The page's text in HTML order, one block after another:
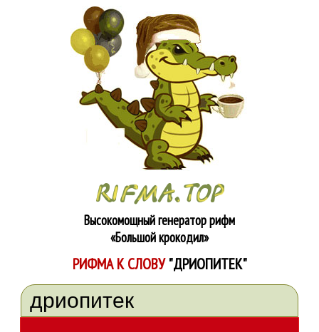
Высокомощный генератор рифм
«Большой крокодил»
РИФМА К СЛОВУ"ДРИОПИТЕК"